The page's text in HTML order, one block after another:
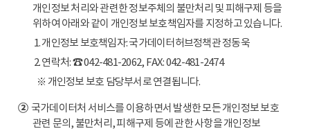
개인정보 처리와 관련한 정보주체의 불만처리 및 피해구제 등을
위하여 아래와 같이 개인정보 보호책임자를 지정하고 있습니다.
1. 개인정보 보호책임자: 국가데이터허브정책관 정동욱
2. 연락처: ☎ 042-481-2062, FAX: 042-481-2474
※ 개인정보 보호 담당부서로 연결됩니다.
②국가데이터처 서비스를 이용하면서 발생한 모든 개인정보 보호
관련 문의, 불만처리, 피해구제 등에 관한 사항을 개인정보